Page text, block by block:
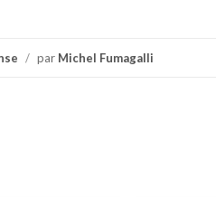
/ par Michel Fumagalli